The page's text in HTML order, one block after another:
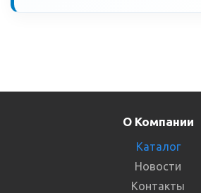
О Компании
Каталог
Новости
Контакты